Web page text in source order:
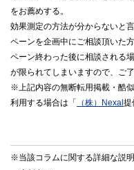
をお薦めする。
効果測定の方法が分からないと
ペーンを企画中にご相談頂いた
ペーン終わった後に相談される
が限られてしまいますので、ご了
※上記内容の無断転用掲載・酷
利用する場合は「
（株）Nexal 提
※当該コラムに関する詳細な説